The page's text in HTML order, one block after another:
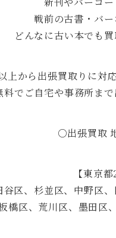
戦前の古書・バ
どんなに古い本でも買
上から出張買取りに対
料でご自宅や事務所ま
○出張買取
【東京都
区、杉並区、中野区
橋区、荒川区、墨田区